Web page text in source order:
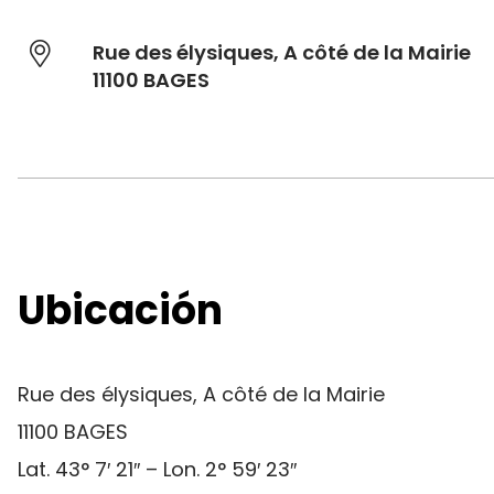
Rue des élysiques, A côté de la Mairie
11100 BAGES
Ubicación
Rue des élysiques, A côté de la Mairie
11100 BAGES
Lat. 43° 7′ 21″ – Lon. 2° 59′ 23″